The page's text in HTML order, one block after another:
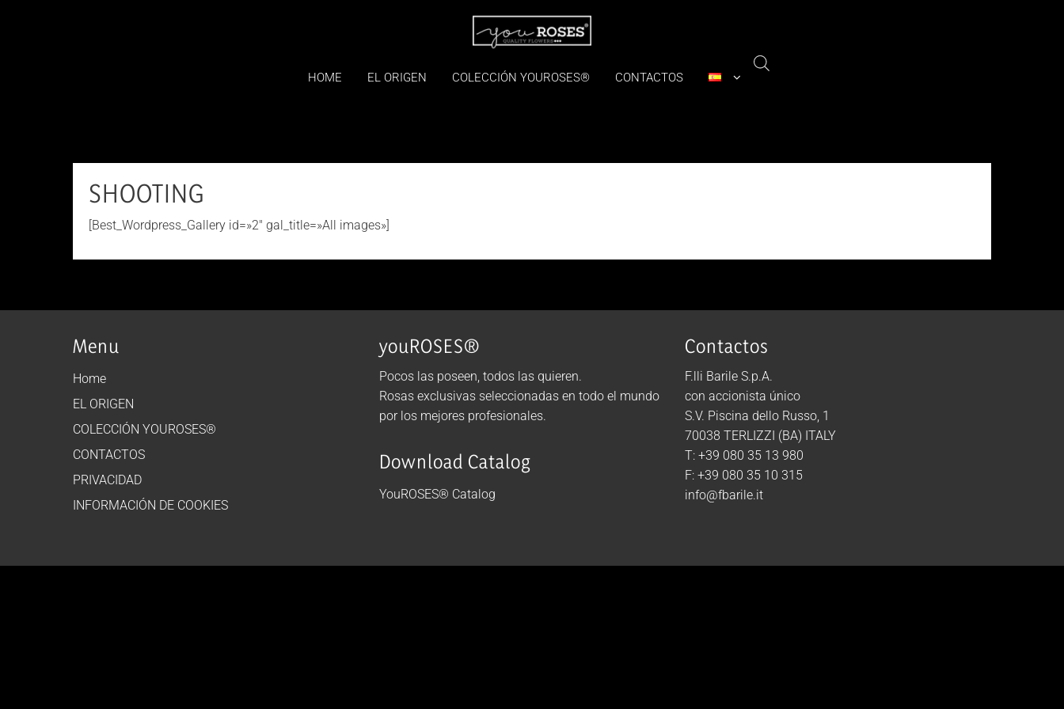
HOME EL ORIGEN COLECCIÓN YOUROSES® CONTACTOS
SHOOTING
[Best_Wordpress_Gallery id=»2″ gal_title=»All images»]
Menu
Home
EL ORIGEN
COLECCIÓN YOUROSES®
CONTACTOS
PRIVACIDAD
INFORMACIÓN DE COOKIES
youROSES®
Pocos las poseen, todos las quieren.
Rosas exclusivas seleccionadas en todo el mundo
por los mejores profesionales.
Download Catalog
YouROSES® Catalog
Contactos
F.lli Barile S.p.A.
con accionista único
S.V. Piscina dello Russo, 1
70038 TERLIZZI (BA) ITALY
T: +39 080 35 13 980
F: +39 080 35 10 315
info@fbarile.it